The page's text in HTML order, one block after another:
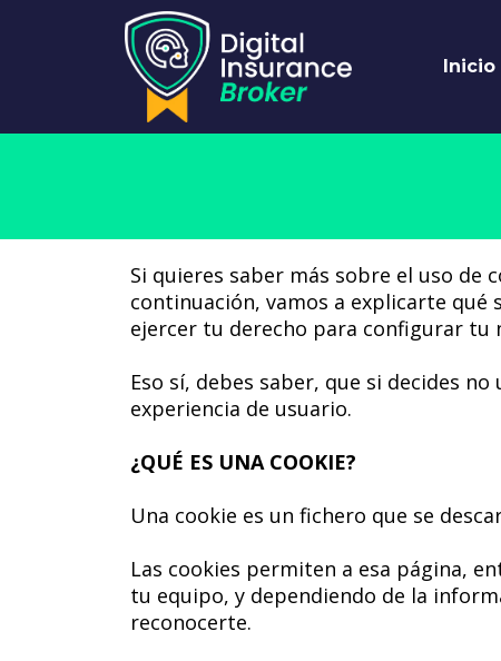
Inicio
Si quieres saber más sobre el uso
continuación, vamos a explicarte qué
ejercer tu derecho para configurar tu
Eso sí, debes saber, que si decides
experiencia de usuario.
¿QUÉ ES UNA COOKIE?
Una cookie es un fichero que se
Las cookies permiten a esa página,
tu equipo, y dependiendo de la
reconocerte.